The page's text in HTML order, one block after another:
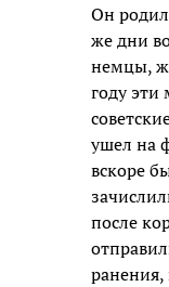
Он
же дни
немцы,
году эти
ушел на
вскоре
после